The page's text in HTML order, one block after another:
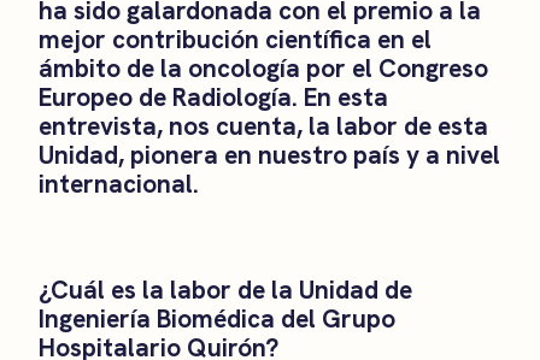
ha sido galardonada con el premio a la
mejor contribución científica en el
ámbito de la oncología por el Congreso
Europeo de Radiología. En esta
entrevista, nos cuenta, la labor de esta
Unidad, pionera en nuestro país y a nivel
internacional.
¿Cuál es la labor de la Unidad de
Ingeniería Biomédica del Grupo
Hospitalario Quirón?